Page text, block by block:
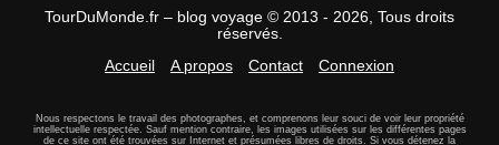
TourDuMonde.fr – blog voyage © 2013 - 2026, Tous droits
réservés.
Accueil
A propos Contact Connexion
Nous respectons le travail des photographes, et comprenons leur souci de voir leur propriété
intellectuelle respectée. Sauf mention contraire, les images utilisées sur les différentes pages
de ce site ont été trouvées sur Internet et présumées libres de droits. Si vous détenez la